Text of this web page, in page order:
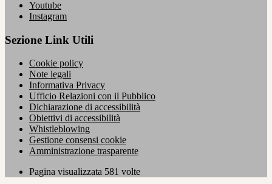
Youtube
Instagram
Sezione Link Utili
Cookie policy
Note legali
Informativa Privacy
Ufficio Relazioni con il Pubblico
Dichiarazione di accessibilità
Obiettivi di accessibilità
Whistleblowing
Gestione consensi cookie
Amministrazione trasparente
Pagina visualizzata 581 volte